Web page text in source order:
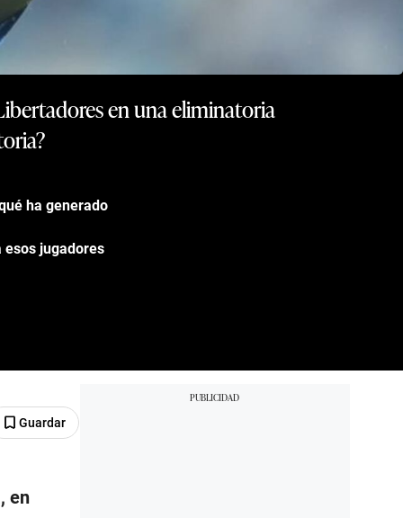
en una eliminatoria
ha generado
esos jugadores
Guardar
en